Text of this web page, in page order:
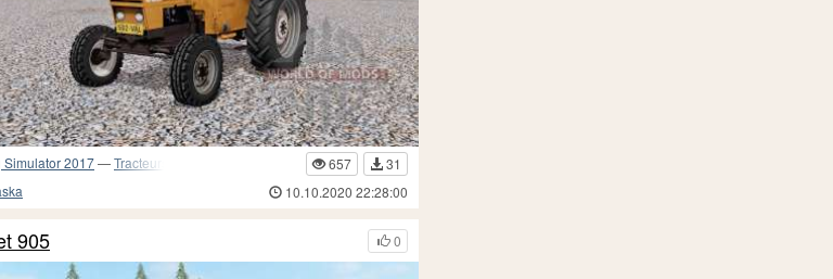
Simulator 2017—Tracteurs 657
31
10.10.2020 22:28:00
0
905